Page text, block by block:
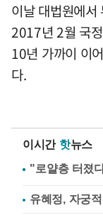
이날 대법원에서
2017년 2월 국
10년 가까이 이
다.
이시간 핫뉴스
유혜정, 자궁